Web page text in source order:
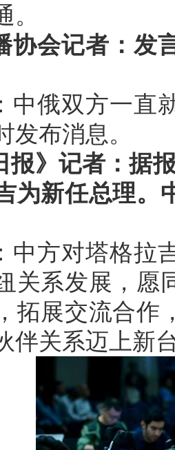
协会记者：发
中俄双方一直
发布消息。
报》记者：据
为新任总理。
中方对塔格拉
关系发展，愿
拓展交流合作
伴关系迈上新